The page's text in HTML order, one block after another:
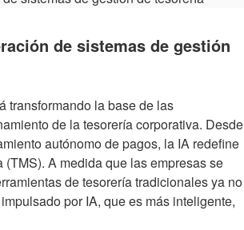
de sistemas de gestión
transformando la base de las
de la tesorería corporativa. Desde
autónomo de pagos, la IA redefine
A medida que las empresas se
de tesorería tradicionales ya no
por IA, que es más inteligente,